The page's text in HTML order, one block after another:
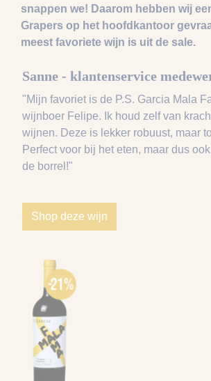
snappen we! Daarom hebben wij
Grapers op het hoofdkantoor
meest favoriete wijn is uit de sale.
Sanne - klantenservice
"Mijn favoriet is de P.S. Garcia Mala
wijnboer Felipe. Ik houd zelf van
wijnen. Deze is lekker robuust, maar
Perfect voor bij het eten, maar dus
de borrel!"
Shop deze wijn